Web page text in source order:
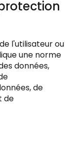
l'utilisateur ou
une norme
données,
de
de